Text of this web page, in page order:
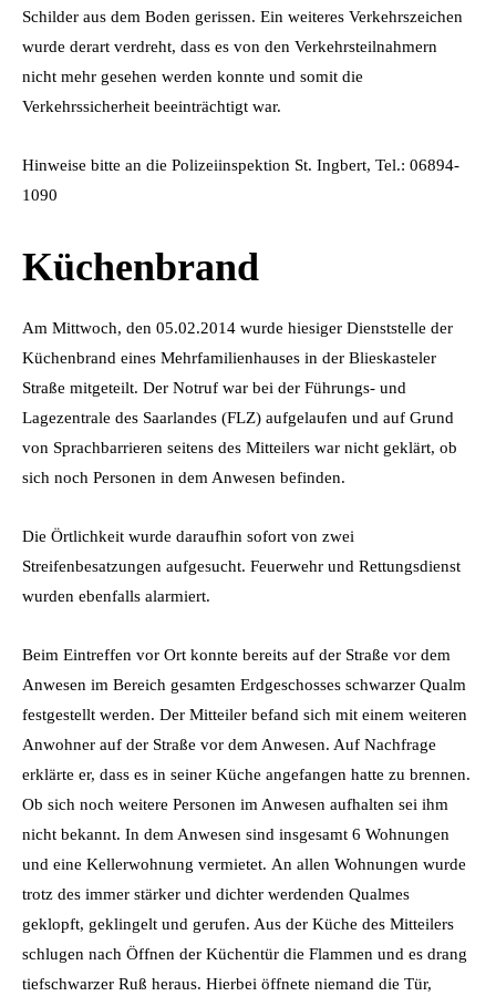
Schilder aus dem Boden gerissen. Ein weiteres Verkehrszeichen
wurde derart verdreht, dass es von den Verkehrsteilnahmern
nicht mehr gesehen werden konnte und somit die
Verkehrssicherheit beeinträchtigt war.
Hinweise bitte an die Polizeiinspektion St. Ingbert, Tel.: 06894-
1090
Küchenbrand
Am Mittwoch, den 05.02.2014 wurde hiesiger Dienststelle der
Küchenbrand eines Mehrfamilienhauses in der Blieskasteler
Straße mitgeteilt. Der Notruf war bei der Führungs- und
Lagezentrale des Saarlandes (FLZ) aufgelaufen und auf Grund
von Sprachbarrieren seitens des Mitteilers war nicht geklärt, ob
sich noch Personen in dem Anwesen befinden.
Die Örtlichkeit wurde daraufhin sofort von zwei
Streifenbesatzungen aufgesucht. Feuerwehr und Rettungsdienst
wurden ebenfalls alarmiert.
Beim Eintreffen vor Ort konnte bereits auf der Straße vor dem
Anwesen im Bereich gesamten Erdgeschosses schwarzer Qualm
festgestellt werden. Der Mitteiler befand sich mit einem weiteren
Anwohner auf der Straße vor dem Anwesen. Auf Nachfrage
erklärte er, dass es in seiner Küche angefangen hatte zu brennen.
Ob sich noch weitere Personen im Anwesen aufhalten sei ihm
nicht bekannt. In dem Anwesen sind insgesamt 6 Wohnungen
und eine Kellerwohnung vermietet. An allen Wohnungen wurde
trotz des immer stärker und dichter werdenden Qualmes
geklopft, geklingelt und gerufen. Aus der Küche des Mitteilers
schlugen nach Öffnen der Küchentür die Flammen und es drang
tiefschwarzer Ruß heraus. Hierbei öffnete niemand die Tür,